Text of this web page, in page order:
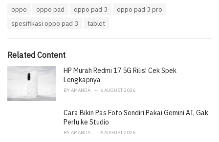
i
oppo oppo pad oppo pad 3
oppo pad 3 pro
spesifikasi oppo pad 3
tablet
Related Content
HP Murah Redmi 17 5G Rilis! Cek Spek
Lengkapnya
BY AMANDA 6 AUGUST 2026
Cara Bikin Pas Foto Sendiri Pakai Gemini AI, Gak
Perlu ke Studio
BY AMANDA 6 AUGUST 2026